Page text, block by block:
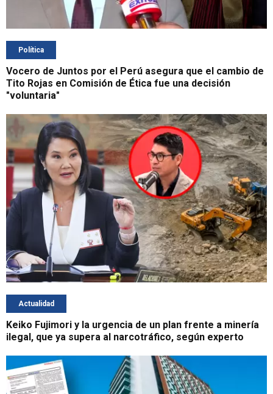
Política
Vocero de Juntos por el Perú asegura que el cambio de
Tito Rojas en Comisión de Ética fue una decisión
"voluntaria"
Actualidad
Keiko Fujimori y la urgencia de un plan frente a minería
ilegal, que ya supera al narcotráfico, según experto